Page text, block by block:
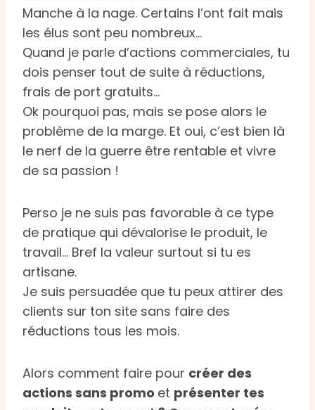
Manche à la nage. Certains l’ont fait mais
les élus sont peu nombreux…
Quand je parle d’actions commerciales, tu
dois penser tout de suite à réductions,
frais de port gratuits…
Ok pourquoi pas, mais se pose alors le
problème de la marge. Et oui, c’est bien là
le nerf de la guerre être rentable et vivre
de sa passion !
Perso je ne suis pas favorable à ce type
de pratique qui dévalorise le produit, le
travail… Bref la valeur surtout si tu es
artisane.
Je suis persuadée que tu peux attirer des
clients sur ton site sans faire des
réductions tous les mois.
Alors comment faire pour créer des
actions sans promo et présenter tes